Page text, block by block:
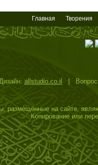
Главная Творения
Дизайн: allstudio.co.il |
размещённые на сайте,
Копирование или